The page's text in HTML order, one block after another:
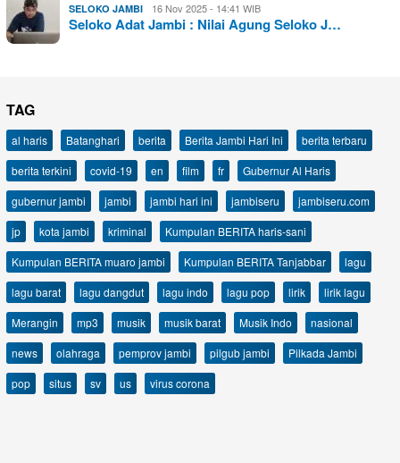
SELOKO JAMBI 16 Nov 2025 - 14:41 WIB
Seloko Adat Jambi : Nilai Agung Seloko J…
TAG
al haris Batanghari berita Berita Jambi Hari Ini
berita terbaru
berita terkini
covid-19 en film fr
Gubernur Al Haris
gubernur jambi
jambi jambi hari ini jambiseru
jambiseru.com
jp
kota jambi kriminal
Kumpulan BERITA haris-sani
Kumpulan BERITA muaro jambi
Kumpulan BERITA Tanjabbar
lagu
lagu barat
lagu dangdut lagu indo lagu pop lirik
lirik lagu
Merangin
mp3 musik musik barat Musik Indo
nasional
news
olahraga pemprov jambi pilgub jambi
Pilkada Jambi
pop
situs sv us virus corona